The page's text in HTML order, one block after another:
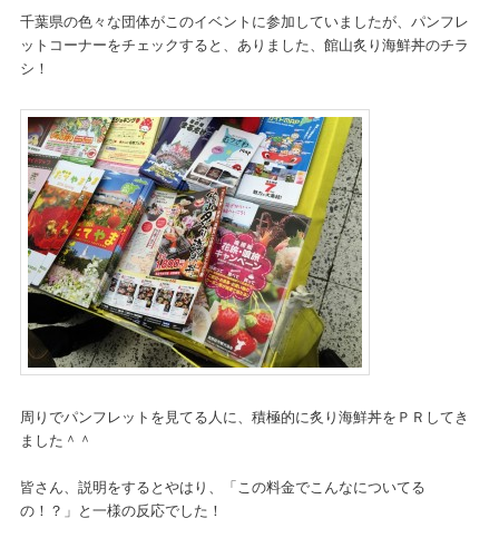
千葉県の色々な団体がこのイベントに参加していましたが、パンフレ
ットコーナーをチェックすると、ありました、館山炙り海鮮丼のチラ
シ！
周りでパンフレットを見てる人に、積極的に炙り海鮮丼をＰＲしてき
ました＾＾
皆さん、説明をするとやはり、「この料金でこんなについてる
の！？」と一様の反応でした！